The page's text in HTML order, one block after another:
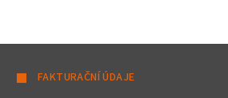
FAKTURAČNÍ ÚDAJE